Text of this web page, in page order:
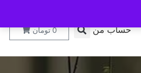
حساب من 0 تومان